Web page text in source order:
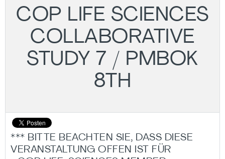
COP LIFE SCIENCES
COLLABORATIVE
STUDY 7 / PMBOK
8TH
*** BITTE BEACHTEN SIE, DASS DIESE
VERANSTALTUNG OFFEN IST FÜR